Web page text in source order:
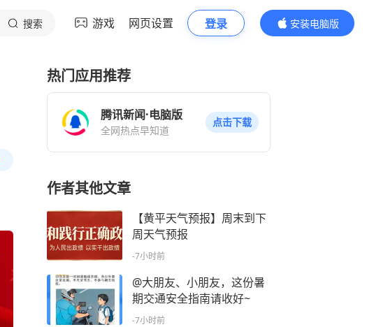
搜索 游戏 网页设置 登录
安装电脑版
内容更精彩
热门应用推荐
腾讯新闻·电脑版
全网热点早知道
点击下载
作者其他文章
【黄平天气预报】周末到下
周天气预报
-7小时前
@大朋友、小朋友，这份暑
期交通安全指南请收好~
-7小时前